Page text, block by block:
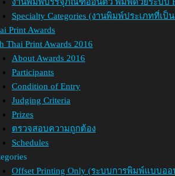
Specialty Categories (งานพิมพ์ประเภทที่เ
Print Awards
Thai Print Awards 2016
About Awards 2016
Participants
Condition of Entry
Judging Criteria
Prizes
ตรวจสอบความถูกต้อง
Schedules
Offset Printing Only (ระบบการพิมพ์แบบอ